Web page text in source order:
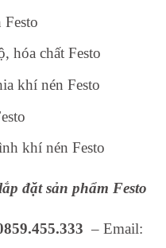
hóa chất Festo
khí nén Festo
khí nén Festo
đặt sản phẩm Festo
– Email: